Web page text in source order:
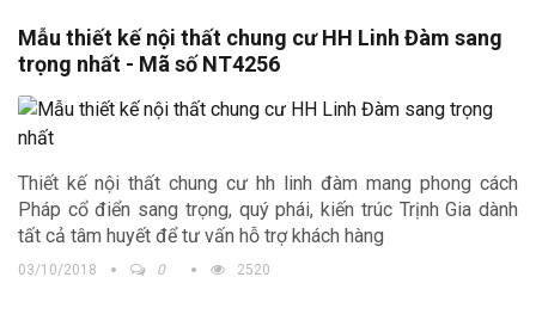
Mẫu thiết kế nội thất chung cư HH Linh Đàm sang
trọng nhất - Mã số NT4256
Thiết kế nội thất chung cư hh linh đàm mang phong cách
Pháp cổ điển sang trọng, quý phái, kiến trúc Trịnh Gia dành
tất cả tâm huyết để tư vấn hỗ trợ khách hàng
03/10/2018 0 2520